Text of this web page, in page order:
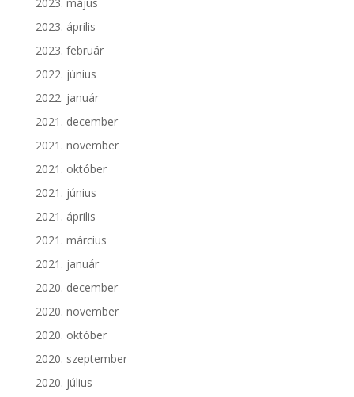
2023. április
2023. február
2022. június
2022. január
2021. december
2021. november
2021. október
2021. június
2021. április
2021. március
2021. január
2020. december
2020. november
2020. október
2020. szeptember
2020. július